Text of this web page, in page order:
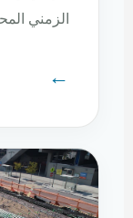
الزمني
←